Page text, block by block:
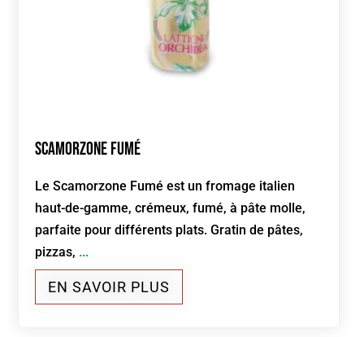
Scamorzone Fumé
Le Scamorzone Fumé est un fromage italien
haut-de-gamme, crémeux, fumé, à pâte molle,
parfaite pour différents plats. Gratin de pâtes,
pizzas, ...
EN SAVOIR PLUS